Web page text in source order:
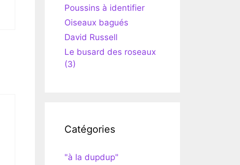
Poussins à identifier
Oiseaux bagués
David Russell
Le busard des roseaux
(3)
Catégories
"à la dupdup"